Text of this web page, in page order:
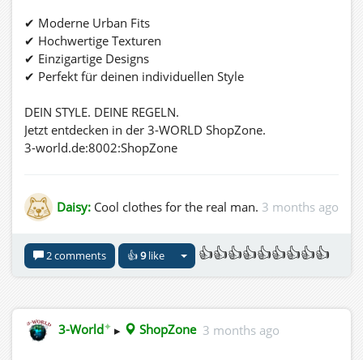
✔ Moderne Urban Fits
✔ Hochwertige Texturen
✔ Einzigartige Designs
✔ Perfekt für deinen individuellen Style
DEIN STYLE. DEINE REGELN.
Jetzt entdecken in der 3-WORLD ShopZone.
3-world.de:8002:ShopZone
Daisy: Cool clothes for the real man. 3 months ago
2 comments 👍9like 👍👍👍👍👍👍👍👍👍
3-World✦ ▸ ShopZone 3 months ago